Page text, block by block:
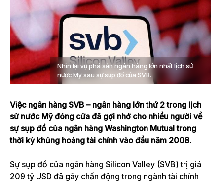
Nhìn lại vụ phá sản ngân hàng lớn nhất lịch sử
nước Mỹ sau sự sụp đổ của SVB.
Việc ngân hàng SVB – ngân hàng lớn thứ 2 trong lịch
sử nước Mỹ đóng cửa đã gợi nhớ cho nhiều người về
sự sụp đổ của ngân hàng Washington Mutual trong
thời kỳ khủng hoảng tài chính vào đầu năm 2008.
Sự sụp đổ của ngân hàng Silicon Valley (SVB) trị giá
209 tỷ USD đã gây chấn động trong ngành tài chính